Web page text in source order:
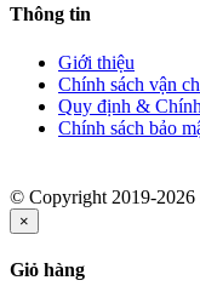
Thông tin
Giới thiệu
Chính sách vận
Quy định &
Chính sách bảo
© Copyright 2019-
×
Giỏ hàng